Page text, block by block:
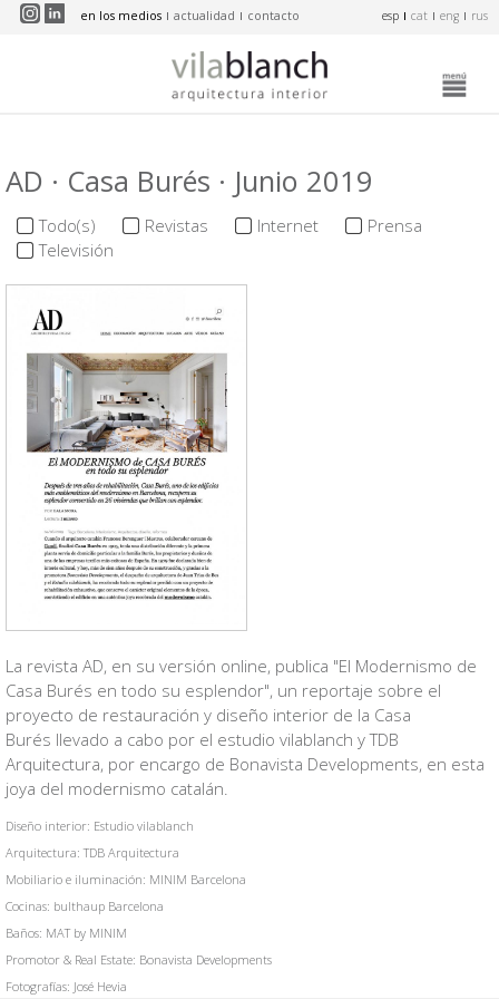
Pasar al contenido principal
en los medios actualidad contacto esp cat eng rus
AD · Casa Burés · Junio 2019
Todo(s) Revistas Internet
Prensa
Televisión
La revista AD, en su versión online, publica "El Modernismo de
Casa Burés en todo su esplendor", un reportaje sobre el
proyecto de restauración y diseño interior de la Casa
Burés llevado a cabo por el estudio vilablanch y TDB
Arquitectura, por encargo de Bonavista Developments, en esta
joya del modernismo catalán.
Diseño interior: Estudio vilablanch
Arquitectura: TDB Arquitectura
Mobiliario e iluminación: MINIM Barcelona
Cocinas: bulthaup Barcelona
Baños: MAT by MINIM
Promotor & Real Estate: Bonavista Developments
Fotografías: José Hevia